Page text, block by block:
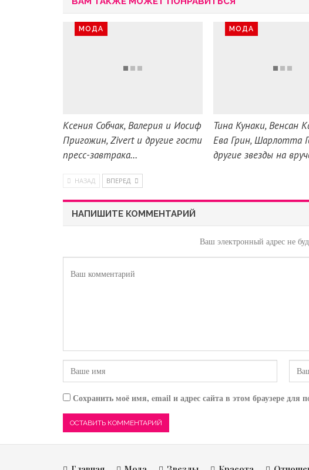
МОДА
Ксения Собчак, Валерия и Иосиф
Пригожин, Zivert и другие гости
пресс-завтрака…
МОДА
Тина Кунаки, Венсан
Ева Грин, Шарлотта
другие звезды на
НАЗАД ВПЕРЕД
НАПИШИТЕ КОММЕНТАРИЙ
Ваш электронный адрес не
Сохранить моё имя, email и адрес сайта в этом браузере